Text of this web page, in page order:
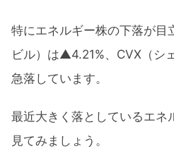
特にエネルギー株の下落が目
ビル）は▲4.21%、CVX（シ
急落しています。
最近大きく落としているエネ
見てみましょう。